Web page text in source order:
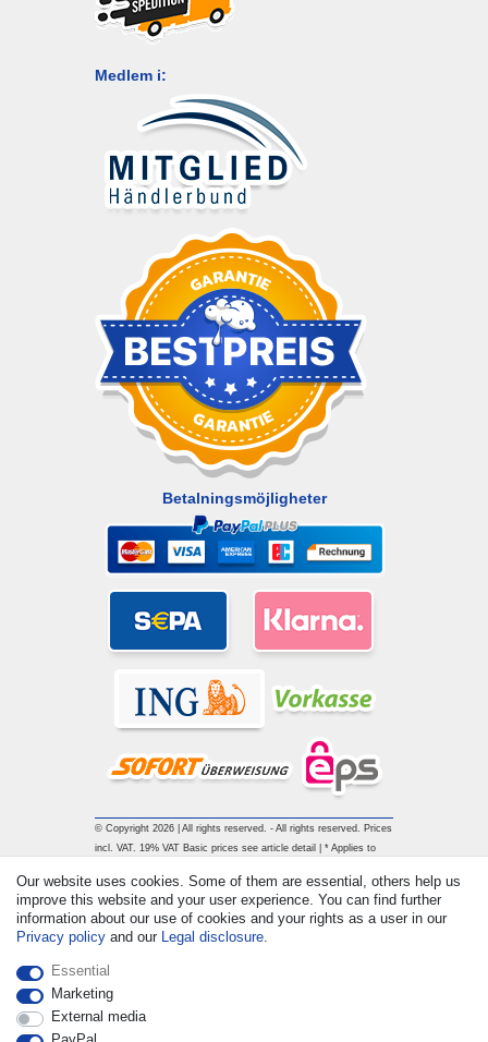
Medlem i:
Betalningsmöjligheter
© Copyright 2026 | All rights reserved. - All rights reserved. Prices
incl. VAT. 19% VAT Basic prices see article detail | * Applies to
Our website uses cookies. Some of them are essential, others help us
improve this website and your user experience. You can find further
information about our use of cookies and your rights as a user in our
Privacy policy and our Legal disclosure.
Essential
Marketing
External media
Withdraw from contract here Contact